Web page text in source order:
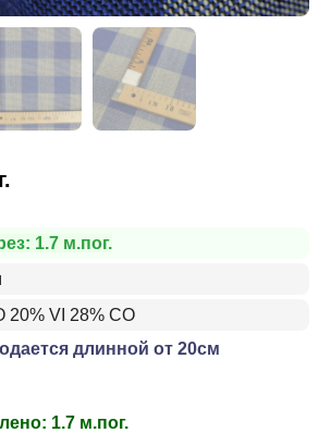
1.7 м.пог.
20% VI 28% CO
длинной от 20см
1.7 м.пог.